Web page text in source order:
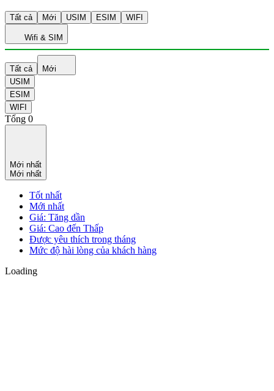
Tất cả Mới USIM ESIM WIFI
Wifi & SIM
Tất cả
Mới
USIM
ESIM
WIFI
Tổng 0
Mới nhất
Mới nhất
Tốt nhất
Mới nhất
Giá: Tăng dần
Giá: Cao đến Thấp
Được yêu thích trong tháng
Mức độ hài lòng của khách hàng
Loading